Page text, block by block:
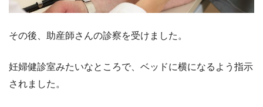
その後、助産師さんの診察を受けました。
妊婦健診室みたいなところで、ベッドに横になるよう指示
されました。